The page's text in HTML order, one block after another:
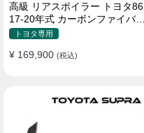
高級 リアスポイラー トヨタ86
17-20年式 カーボンファイバー
貼り付け装着
トヨタ専用
¥ 169,900 (税込)